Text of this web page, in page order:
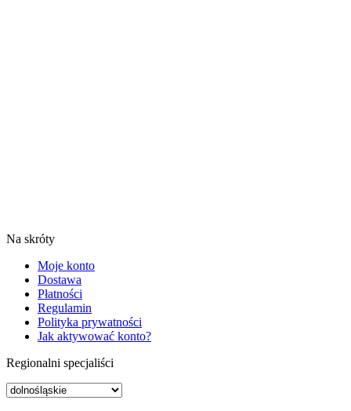
Na skróty
Moje konto
Dostawa
Płatności
Regulamin
Polityka prywatności
Jak aktywować konto?
Regionalni specjaliści